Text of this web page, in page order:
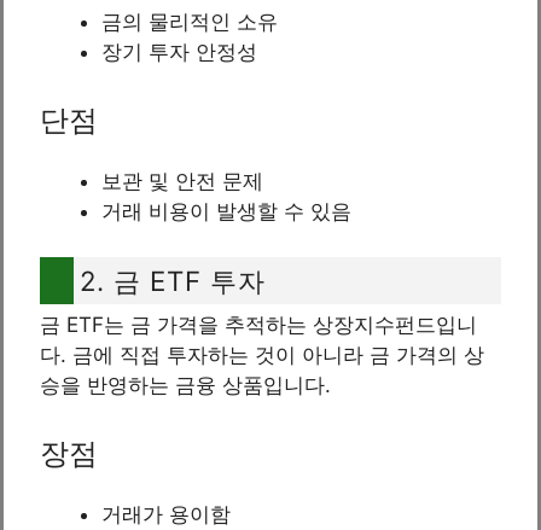
금의 물리적인 소유
장기 투자 안정성
단점
보관 및 안전 문제
거래 비용이 발생할 수 있음
2. 금 ETF 투자
금 ETF는 금 가격을 추적하는 상장지수펀드입니
다. 금에 직접 투자하는 것이 아니라 금 가격의 상
승을 반영하는 금융 상품입니다.
장점
거래가 용이함